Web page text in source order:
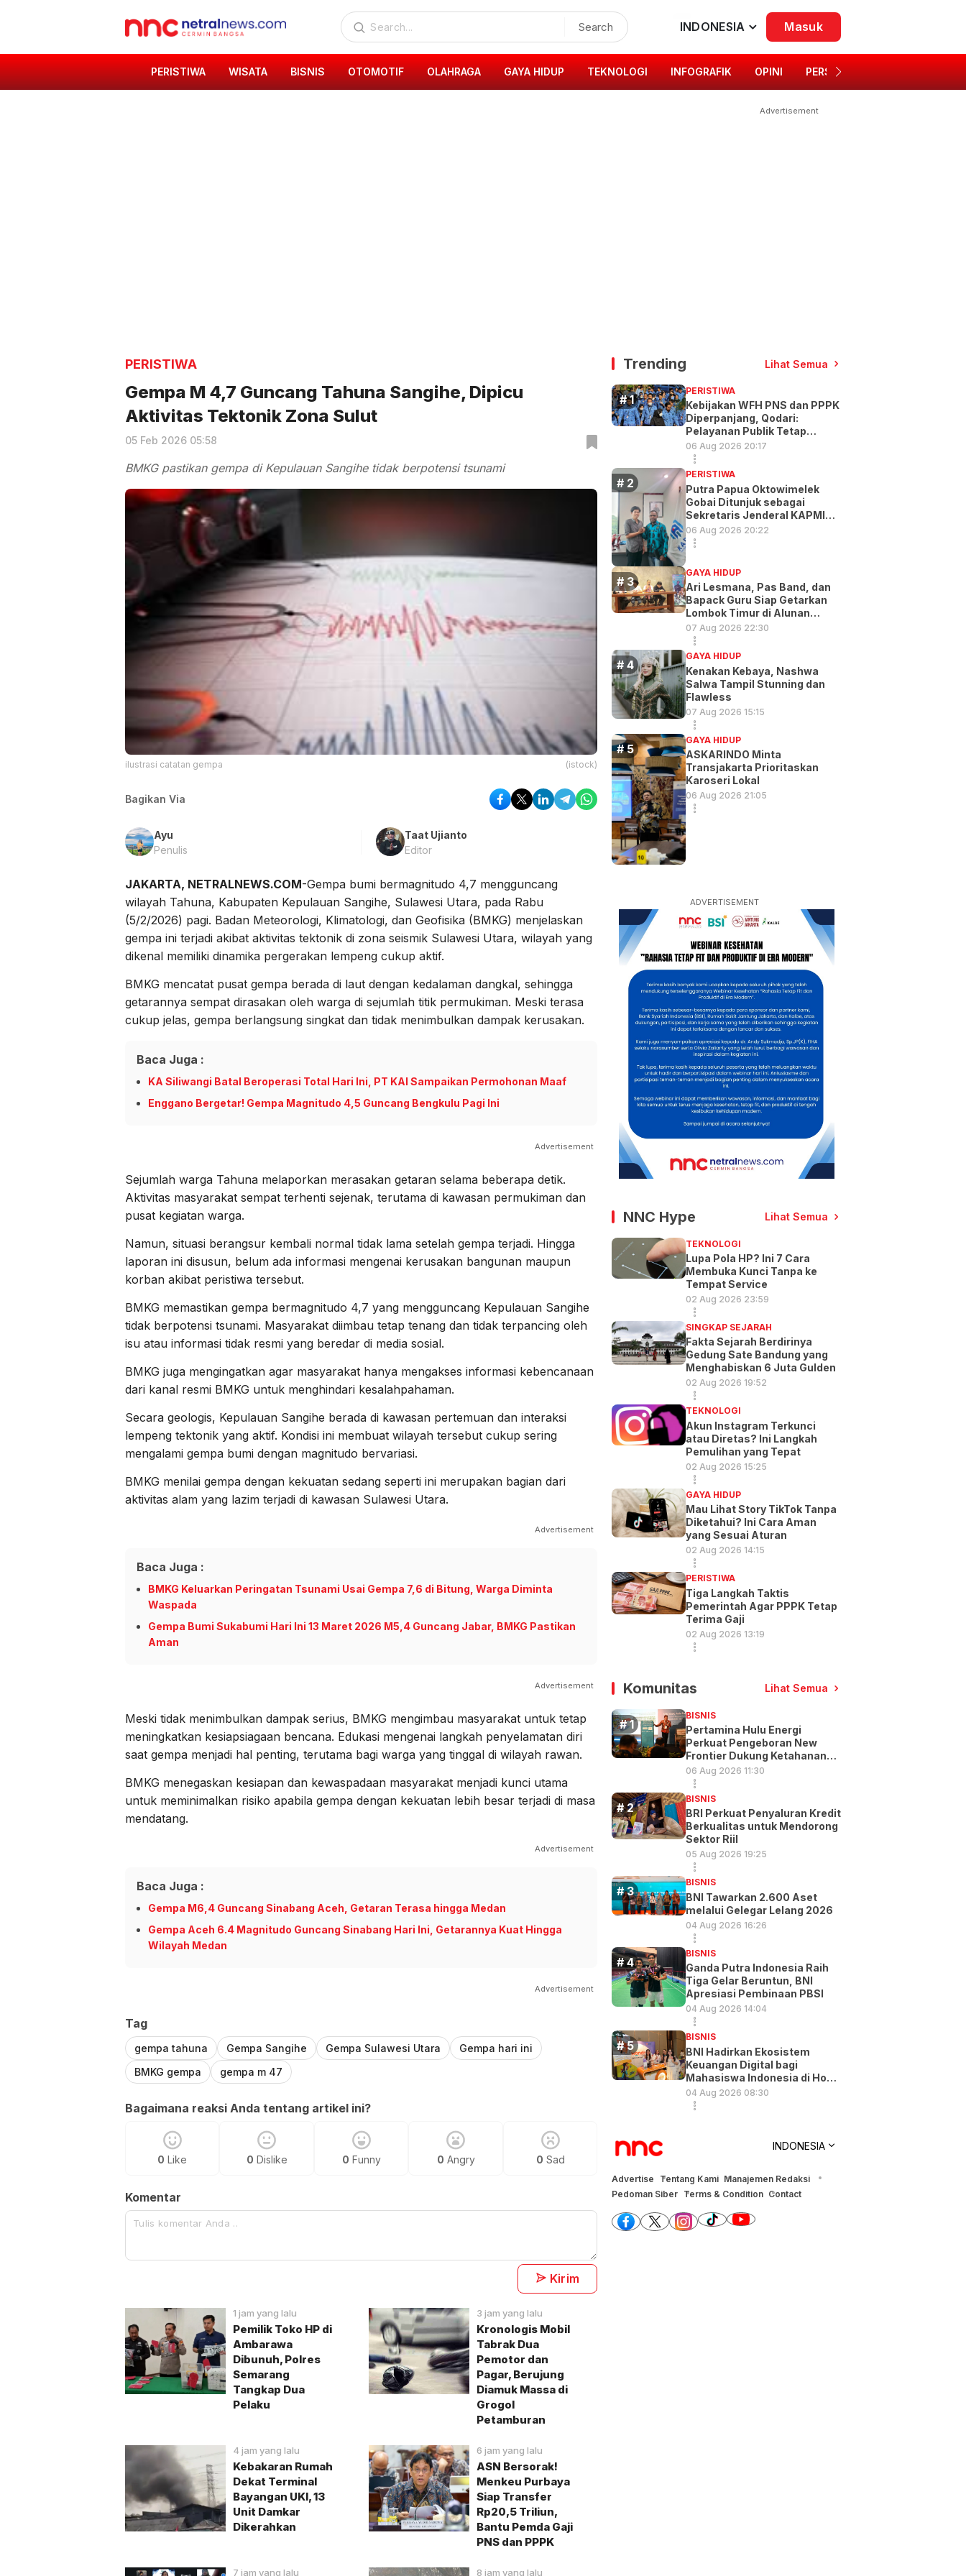
Search INDONESIA Masuk
PERISTIWA WISATA BISNIS OTOMOTIF OLAHRAGA GAYA HIDUP TEKNOLOGI INFOGRAFIK OPINI PERSONA
Advertisement
PERISTIWA
Gempa M 4,7 Guncang Tahuna Sangihe, Dipicu
Aktivitas Tektonik Zona Sulut
05 Feb 2026 05:58
BMKG pastikan gempa di Kepulauan Sangihe tidak berpotensi tsunami
ilustrasi catatan gempa (istock)
Bagikan Via
Ayu
Penulis
Taat Ujianto
Editor
JAKARTA, NETRALNEWS.COM-Gempa bumi bermagnitudo 4,7 mengguncang
wilayah Tahuna, Kabupaten Kepulauan Sangihe, Sulawesi Utara, pada Rabu
(5/2/2026) pagi. Badan Meteorologi, Klimatologi, dan Geofisika (BMKG) menjelaskan
gempa ini terjadi akibat aktivitas tektonik di zona seismik Sulawesi Utara, wilayah yang
dikenal memiliki dinamika pergerakan lempeng cukup aktif.
BMKG mencatat pusat gempa berada di laut dengan kedalaman dangkal, sehingga
getarannya sempat dirasakan oleh warga di sejumlah titik permukiman. Meski terasa
cukup jelas, gempa berlangsung singkat dan tidak menimbulkan dampak kerusakan.
Baca Juga :
KA Siliwangi Batal Beroperasi Total Hari Ini, PT KAI Sampaikan Permohonan Maaf
Enggano Bergetar! Gempa Magnitudo 4,5 Guncang Bengkulu Pagi Ini
Advertisement
Sejumlah warga Tahuna melaporkan merasakan getaran selama beberapa detik.
Aktivitas masyarakat sempat terhenti sejenak, terutama di kawasan permukiman dan
pusat kegiatan warga.
Namun, situasi berangsur kembali normal tidak lama setelah gempa terjadi. Hingga
laporan ini disusun, belum ada informasi mengenai kerusakan bangunan maupun
korban akibat peristiwa tersebut.
BMKG memastikan gempa bermagnitudo 4,7 yang mengguncang Kepulauan Sangihe
tidak berpotensi tsunami. Masyarakat diimbau tetap tenang dan tidak terpancing oleh
isu atau informasi tidak resmi yang beredar di media sosial.
BMKG juga mengingatkan agar masyarakat hanya mengakses informasi kebencanaan
dari kanal resmi BMKG untuk menghindari kesalahpahaman.
Secara geologis, Kepulauan Sangihe berada di kawasan pertemuan dan interaksi
lempeng tektonik yang aktif. Kondisi ini membuat wilayah tersebut cukup sering
mengalami gempa bumi dengan magnitudo bervariasi.
BMKG menilai gempa dengan kekuatan sedang seperti ini merupakan bagian dari
aktivitas alam yang lazim terjadi di kawasan Sulawesi Utara.
Advertisement
Baca Juga :
BMKG Keluarkan Peringatan Tsunami Usai Gempa 7,6 di Bitung, Warga Diminta
Waspada
Gempa Bumi Sukabumi Hari Ini 13 Maret 2026 M5,4 Guncang Jabar, BMKG Pastikan
Aman
Advertisement
Meski tidak menimbulkan dampak serius, BMKG mengimbau masyarakat untuk tetap
meningkatkan kesiapsiagaan bencana. Edukasi mengenai langkah penyelamatan diri
saat gempa menjadi hal penting, terutama bagi warga yang tinggal di wilayah rawan.
BMKG menegaskan kesiapan dan kewaspadaan masyarakat menjadi kunci utama
untuk meminimalkan risiko apabila gempa dengan kekuatan lebih besar terjadi di masa
mendatang.
Advertisement
Baca Juga :
Gempa M6,4 Guncang Sinabang Aceh, Getaran Terasa hingga Medan
Gempa Aceh 6.4 Magnitudo Guncang Sinabang Hari Ini, Getarannya Kuat Hingga
Wilayah Medan
Advertisement
Tag
gempa tahuna Gempa Sangihe Gempa Sulawesi Utara
Gempa hari ini
BMKG gempa
gempa m 47
Bagaimana reaksi Anda tentang artikel ini?
0 Like 0 Dislike 0 Funny 0 Angry 0 Sad
Komentar
Kirim
1 jam yang lalu
Pemilik Toko HP di
Ambarawa
Dibunuh, Polres
Semarang
Tangkap Dua
Pelaku
3 jam yang lalu
Kronologis Mobil
Tabrak Dua
Pemotor dan
Pagar, Berujung
Diamuk Massa di
Grogol
Petamburan
4 jam yang lalu
Kebakaran Rumah
Dekat Terminal
Bayangan UKI, 13
Unit Damkar
Dikerahkan
6 jam yang lalu
ASN Bersorak!
Menkeu Purbaya
Siap Transfer
Rp20,5 Triliun,
Bantu Pemda Gaji
PNS dan PPPK
7 jam yang lalu 8 jam yang lalu
Trending Lihat Semua
PERISTIWA
Kebijakan WFH PNS dan PPPK
Diperpanjang, Qodari:
Pelayanan Publik Tetap
Optimal
06 Aug 2026 20:17
PERISTIWA
Putra Papua Oktowimelek
Gobai Ditunjuk sebagai
Sekretaris Jenderal KAPMI
PT
06 Aug 2026 20:22
GAYA HIDUP
Ari Lesmana, Pas Band, dan
Bapack Guru Siap Getarkan
Lombok Timur di Alunan
Music Exp
07 Aug 2026 22:30
GAYA HIDUP
Kenakan Kebaya, Nashwa
Salwa Tampil Stunning dan
Flawless
07 Aug 2026 15:15
GAYA HIDUP
ASKARINDO Minta
Transjakarta Prioritaskan
Karoseri Lokal
06 Aug 2026 21:05
ADVERTISEMENT
NNC Hype Lihat Semua
TEKNOLOGI
Lupa Pola HP? Ini 7 Cara
Membuka Kunci Tanpa ke
Tempat Service
02 Aug 2026 23:59
SINGKAP SEJARAH
Fakta Sejarah Berdirinya
Gedung Sate Bandung yang
Menghabiskan 6 Juta Gulden
02 Aug 2026 19:52
TEKNOLOGI
Akun Instagram Terkunci
atau Diretas? Ini Langkah
Pemulihan yang Tepat
02 Aug 2026 15:25
GAYA HIDUP
Mau Lihat Story TikTok Tanpa
Diketahui? Ini Cara Aman
yang Sesuai Aturan
02 Aug 2026 14:15
PERISTIWA
Tiga Langkah Taktis
Pemerintah Agar PPPK Tetap
Terima Gaji
02 Aug 2026 13:19
Komunitas Lihat Semua
BISNIS
Pertamina Hulu Energi
Perkuat Pengeboran New
Frontier Dukung Ketahanan
Energi
06 Aug 2026 11:30
BISNIS
BRI Perkuat Penyaluran Kredit
Berkualitas untuk Mendorong
Sektor Riil
05 Aug 2026 19:25
BISNIS
BNI Tawarkan 2.600 Aset
melalui Gelegar Lelang 2026
04 Aug 2026 16:26
BISNIS
Ganda Putra Indonesia Raih
Tiga Gelar Beruntun, BNI
Apresiasi Pembinaan PBSI
04 Aug 2026 14:04
BISNIS
BNI Hadirkan Ekosistem
Keuangan Digital bagi
Mahasiswa Indonesia di Hong
Kong
04 Aug 2026 08:30
INDONESIA
Advertise Tentang Kami Manajemen Redaksi
Pedoman Siber Terms & Condition Contact